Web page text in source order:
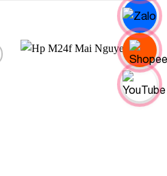
Add to
Wishlist